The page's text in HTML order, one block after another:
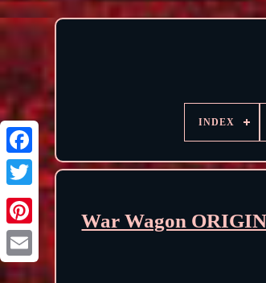
INDEX
War Wagon